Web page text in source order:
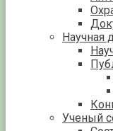
Научная
Ученый